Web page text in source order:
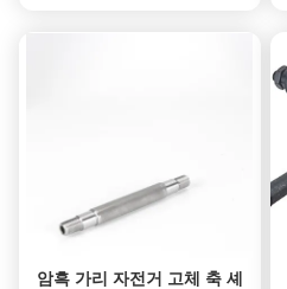
암흑 가리 자전거 고체 축 셰